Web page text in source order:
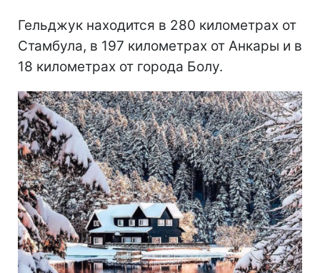
Гельджук находится в 280 километрах от
Стамбула, в 197 километрах от Анкары и в
18 километрах от города Болу.